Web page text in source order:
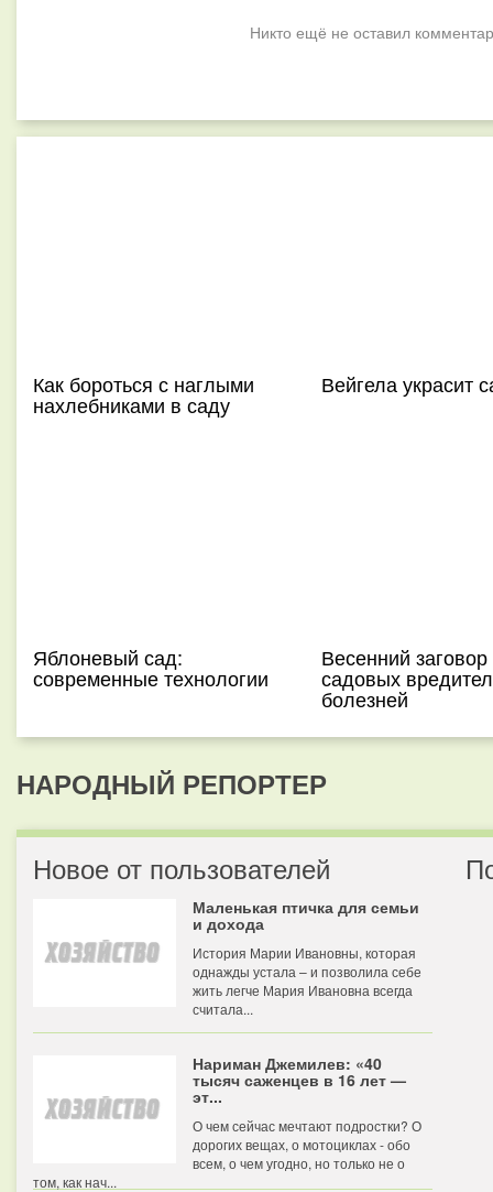
Никто ещё не оставил
Как бороться с наглыми
нахлебниками в саду
Вейгела украсит
Яблоневый сад:
современные технологии
Весенний
садовых
болезней
НАРОДНЫЙ РЕПОРТЕР
Новое от пользователей
Маленькая птичка для семьи
и дохода
История Марии Ивановны, которая
однажды устала – и позволила себе
жить легче Мария Ивановна всегда
считала...
Нариман Джемилев: «40
тысяч саженцев в 16 лет —
эт...
О чем сейчас мечтают подростки? О
дорогих вещах, о мотоциклах - обо
всем, о чем угодно, но только не о
том, как нач...